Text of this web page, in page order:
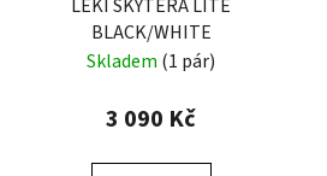
LEKI SKYTERA LITE
BLACK/WHITE
Skladem (1 pár)
3 090 Kč